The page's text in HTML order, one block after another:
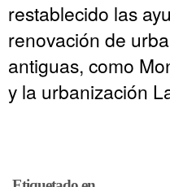
restablecido las
renovación de
antiguas, como
y la urbanización